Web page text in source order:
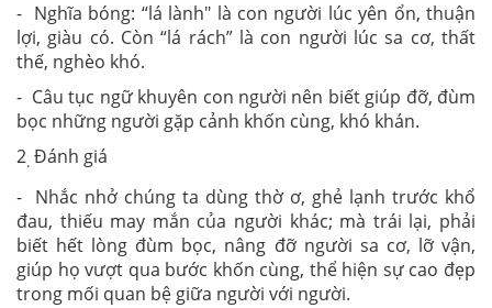
- Nghĩa bóng: “lá lành" là con người lúc yên ổn, thuận
lợi, giàu có. Còn “lá rách” là con người lúc sa cơ, thất
thế, nghèo khó.
- Câu tục ngữ khuyên con người nên biết giúp đỡ, đùm
bọc những người gặp cảnh khốn cùng, khó khán.
2. Đánh giá
- Nhắc nhở chúng ta dùng thờ ơ, ghẻ lạnh trước khổ
đau, thiếu may mắn của người khác; mà trái lại, phải
biết hết lòng đùm bọc, nâng đỡ người sa cơ, lỡ vận,
giúp họ vượt qua bước khốn cùng, thể hiện sự cao đẹp
trong mối quan bệ giữa người với người.